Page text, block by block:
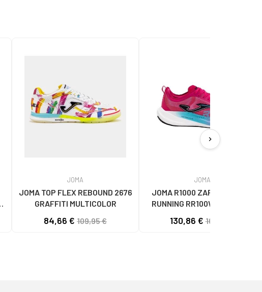
JOMA
JOMA TOP FLEX REBOUND 2676
GRAFFITI MULTICOLOR
84,66 € 109,95 €
JOMA
JOMA R1000 ZAPATILLAS DE
RUNNING RR100W2510 ROSA
130,86 €169,95 €
chevron_right